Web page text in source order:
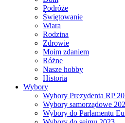
Podróże
Świętowanie
Wiara
Rodzina
Zdrowie
Moim zdaniem
Różne
Nasze hobby
Historia
Wybory
Wybory Prezydenta RP
Wybory samorządowe
Wybory do Parlamentu